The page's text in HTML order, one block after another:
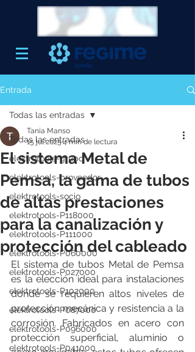
Entrada
Todas las entradas
elektrotools-grupo
elektrotools-proveedor
elektrotools-socio
elektrotools-P118000
elektrotools-P111000
elektrotools-P060000
elektrotools-P027000
elektrotools-P102000
elektrotools-P087000
elektrotools-P096000
elektrotools-P041000
Todas las entradas
El sistema Metal de
Pemsa, la gama de tubos
de altas prestaciones
para la canalización y
protección del cableado
Tania Manso
15 jul 20254 min de lectura
El sistema de tubos Metal de Pemsa
es la elección ideal para instalaciones
donde se requieren altos niveles de
protección mecánica y resistencia a la
corrosión. Fabricados en acero con
protección superficial, aluminio o